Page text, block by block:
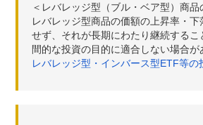
＜レバレッジ型（ブル・ベア型）商
レバレッジ型商品の価額の上昇率・
せず、それが長期にわたり継続する
間的な投資の目的に適合しない場合が
レバレッジ型・インバース型ETF等の